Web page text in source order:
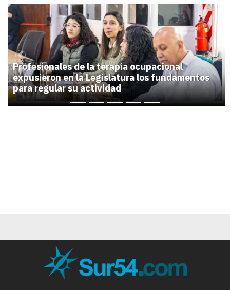
1
Profesionales de la terapia ocupacional
expusieron en la Legislatura los fundamentos
para regular su actividad
Previous Next